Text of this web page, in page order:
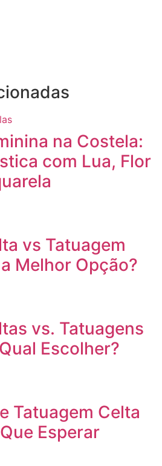
na Costela:
com Lua, Flor
vs Tatuagem
Melhor Opção?
vs. Tatuagens
Escolher?
Tatuagem Celta
Esperar